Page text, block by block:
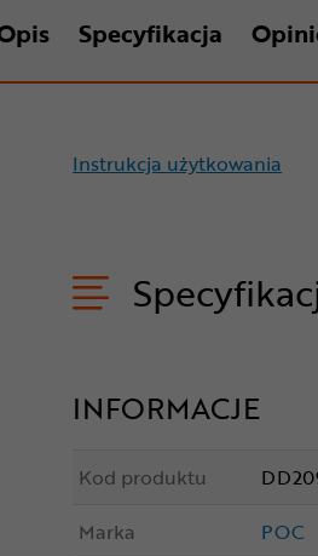
Specyfikacja
Instrukcja użytkowania
INFORMACJE
Kod produktu
Marka
POC